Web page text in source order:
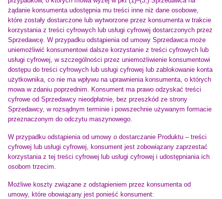
żądanie konsumenta udostępnia mu treści inne niż dane osobowe,
które zostały dostarczone lub wytworzone przez konsumenta w trakcie
korzystania z treści cyfrowych lub usługi cyfrowej dostarczonych przez
Sprzedawcę. W przypadku odstąpienia od umowy Sprzedawca może
uniemożliwić konsumentowi dalsze korzystanie z treści cyfrowych lub
usługi cyfrowej, w szczególności przez uniemożliwienie konsumentowi
dostępu do treści cyfrowych lub usługi cyfrowej lub zablokowanie konta
użytkownika, co nie ma wpływu na uprawnienia konsumenta, o których
mowa w zdaniu poprzednim. Konsument ma prawo odzyskać treści
cyfrowe od Sprzedawcy nieodpłatnie, bez przeszkód ze strony
Sprzedawcy, w rozsądnym terminie i powszechnie używanym formacie
przeznaczonym do odczytu maszynowego.
W przypadku odstąpienia od umowy o dostarczanie Produktu – treści
cyfrowej lub usługi cyfrowej, konsument jest zobowiązany zaprzestać
korzystania z tej treści cyfrowej lub usługi cyfrowej i udostępniania ich
osobom trzecim.
Możliwe koszty związane z odstąpieniem przez konsumenta od
umowy, które obowiązany jest ponieść konsument: